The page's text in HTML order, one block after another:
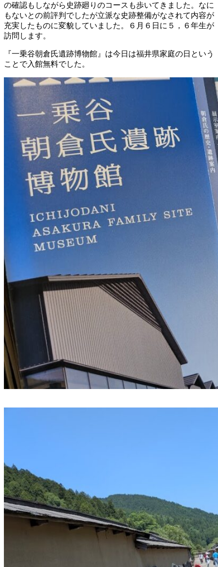
の確認もしながら史跡廻りのコースも歩いてきました。なに
もないとの前評判でしたが立派な史跡整備がなされて内容が
充実したものに変貌していました。６月６日に５，６年生が
訪問します。
『一乗谷朝倉氏遺跡博物館』は今日は福井県家庭の日という
ことで入館無料でした。